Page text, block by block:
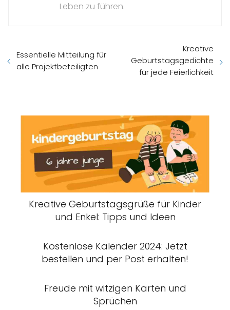
Leben zu führen.
Essentielle Mitteilung für
alle Projektbeteiligten
Kreative
Geburtstagsgedichte
für jede Feierlichkeit
Kreative Geburtstagsgrüße für Kinder
und Enkel: Tipps und Ideen
Kostenlose Kalender 2024: Jetzt
bestellen und per Post erhalten!
Freude mit witzigen Karten und
Sprüchen